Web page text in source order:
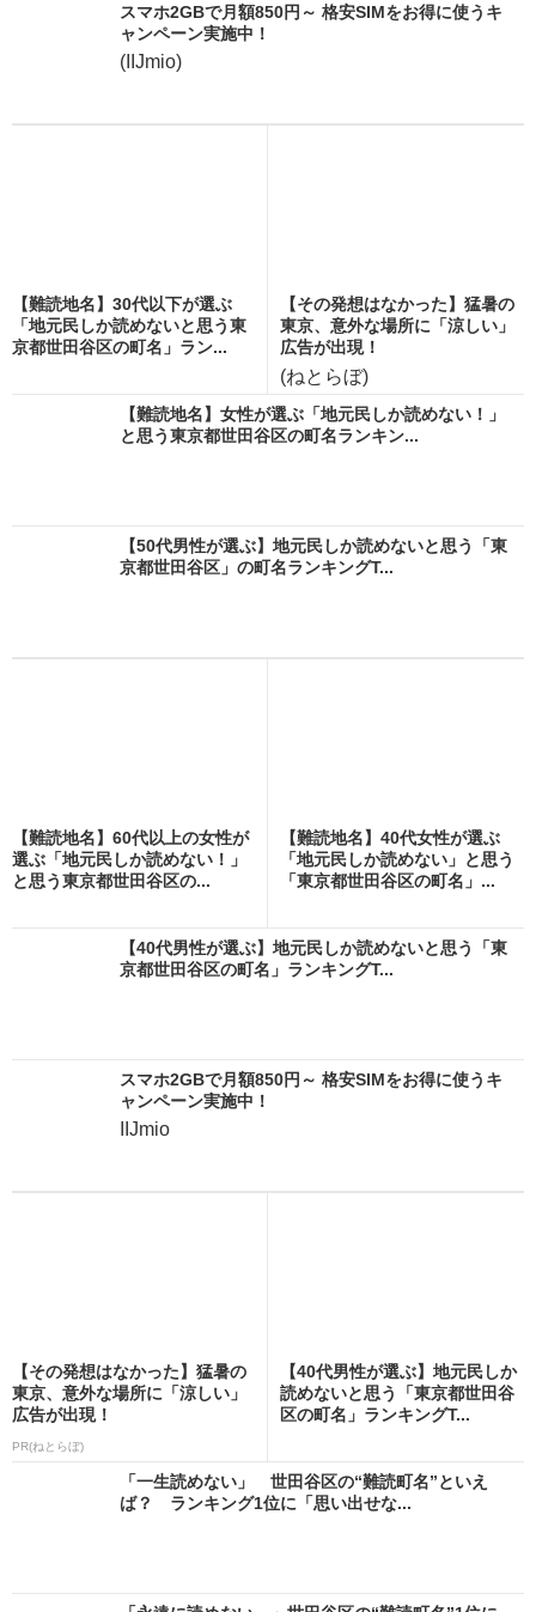
スマホ2GBで月額850円～ 格安SIMをお得に使うキ
ャンペーン実施中！
(IIJmio)
【難読地名】30代以下が選ぶ
「地元民しか読めないと思う東
京都世田谷区の町名」ラン...
【その発想はなかった】猛暑の
東京、意外な場所に「涼しい」
広告が出現！
(ねとらぼ)
【難読地名】女性が選ぶ「地元民しか読めない！」
と思う東京都世田谷区の町名ランキン...
【50代男性が選ぶ】地元民しか読めないと思う「東
京都世田谷区」の町名ランキングT...
【難読地名】60代以上の女性が
選ぶ「地元民しか読めない！」
と思う東京都世田谷区の...
【難読地名】40代女性が選ぶ
「地元民しか読めない」と思う
「東京都世田谷区の町名」...
【40代男性が選ぶ】地元民しか読めないと思う「東
京都世田谷区の町名」ランキングT...
スマホ2GBで月額850円～ 格安SIMをお得に使うキ
ャンペーン実施中！
IIJmio
【その発想はなかった】猛暑の
東京、意外な場所に「涼しい」
広告が出現！
PR(ねとらぼ)
【40代男性が選ぶ】地元民しか
読めないと思う「東京都世田谷
区の町名」ランキングT...
「一生読めない」 世田谷区の“難読町名”といえ
ば？ ランキング1位に「思い出せな...